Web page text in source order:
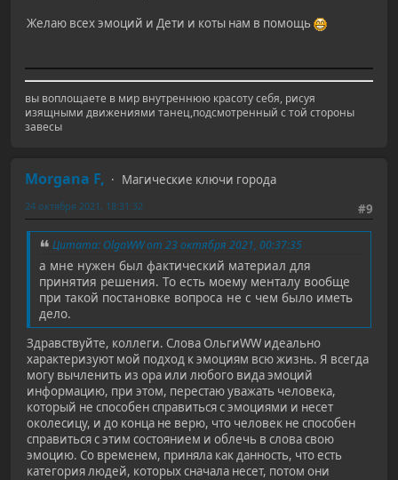
Желаю всех эмоций и Дети и коты нам в помощь
вы воплощаете в мир внутреннюю красоту себя, рисуя
изящными движениями танец,подсмотренный с той стороны
завесы
Morgana F,
Магические ключи города
#9
24 октября 2021, 18:31:32
Цитата: OlgaWW от 23 октября 2021, 00:37:35
а мне нужен был фактический материал для
принятия решения. То есть моему менталу вообще
при такой постановке вопроса не с чем было иметь
дело.
Здравствуйте, коллеги. Слова ОльгиWW идеально
характеризуют мой подход к эмоциям всю жизнь. Я всегда
могу вычленить из ора или любого вида эмоций
информацию, при этом, перестаю уважать человека,
который не способен справиться с эмоциями и несет
околесицу, и до конца не верю, что человек не способен
справиться с этим состоянием и облечь в слова свою
эмоцию. Со временем, приняла как данность, что есть
категория людей, которых сначала несет, потом они